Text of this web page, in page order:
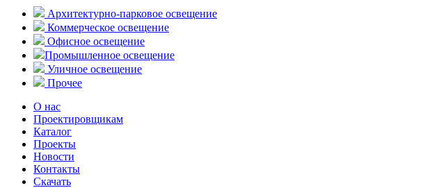
Архитектурно-парковое освещение
Коммерческое освещение
Офисное освещение
Промышленное освещение
Уличное освещение
Прочее
О нас
Проектировщикам
Каталог
Проекты
Новости
Контакты
Скачать